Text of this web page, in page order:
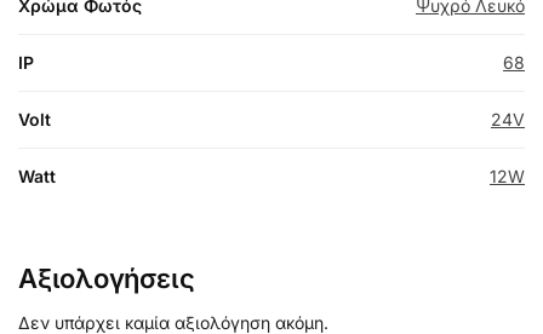
Χρώμα Φωτός Ψυχρό Λευκό
IP 68
Volt 24V
Watt 12W
Αξιολογήσεις
Δεν υπάρχει καμία αξιολόγηση ακόμη.